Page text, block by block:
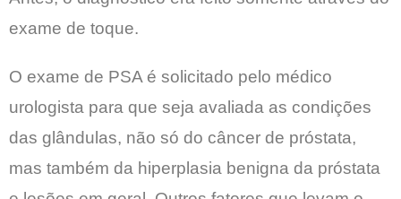
exame de toque.
O exame de PSA é solicitado pelo médico
urologista para que seja avaliada as condições
das glândulas, não só do câncer de próstata,
mas também da hiperplasia benigna da próstata